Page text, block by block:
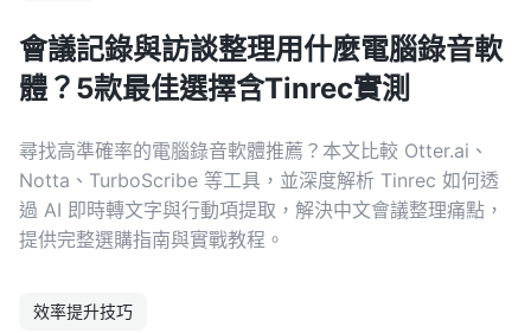
會議記錄與訪談整理用什麼電腦錄音軟
體？5款最佳選擇含Tinrec實測
尋找高準確率的電腦錄音軟體推薦？本文比較 Otter.ai、
Notta、TurboScribe 等工具，並深度解析 Tinrec 如何透
過 AI 即時轉文字與行動項提取，解決中文會議整理痛點，
提供完整選購指南與實戰教程。
效率提升技巧